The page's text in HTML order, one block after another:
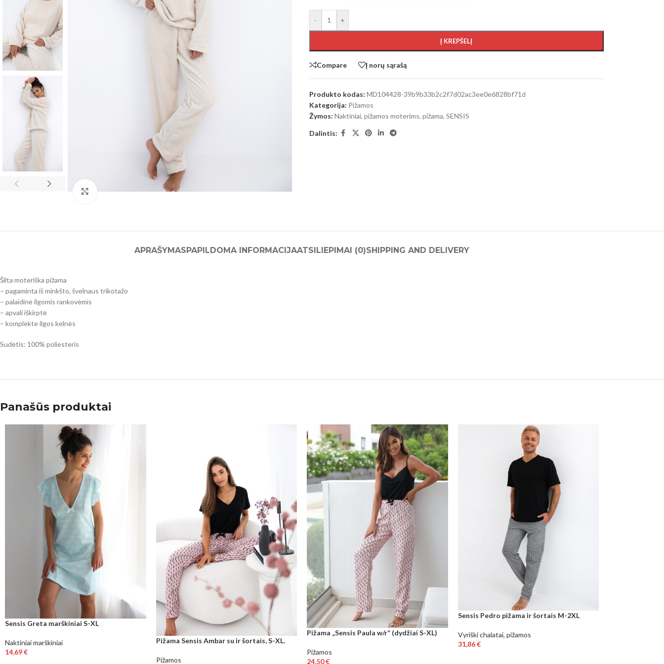
Click to enlarge
- +
Į KREPŠELĮ
Compare Į norų sąrašą
Produkto kodas: MD104428-39b9b33b2c2f7d02ac3ee0e6828bf71d
Kategorija: Pižamos
Žymos: Naktiniai, pižamos moterims, pižama, SENSIS
Dalintis:
APRAŠYMASPAPILDOMA INFORMACIJAATSILIEPIMAI (0)SHIPPING AND DELIVERY
Šilta moteriška pižama
– pagaminta iš minkšto, švelnaus trikotažo
– palaidinė ilgomis rankovėmis
– apvali iškirptė
– komplekte ilgos kelnės
Sudėtis: 100% poliesteris
Panašūs produktai
Sensis Greta marškiniai S-XL
Naktiniai marškiniai
14,69€
Pižama Sensis Ambar su ir šortais, S-XL.
Pižamos
Pižama „Sensis Paula w/r“ (dydžiai S-XL)
Pižamos
24,50€
Sensis Pedro pižama ir šortais M-2XL
Vyriški chalatai, pižamos
31,86€